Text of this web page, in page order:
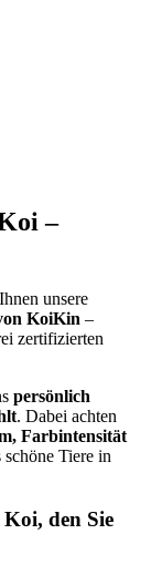
–
Ihnen unsere
KoiKin –
zertifizierten
persönlich
. Dabei achten
Farbintensität
schöne Tiere in
Koi, den Sie